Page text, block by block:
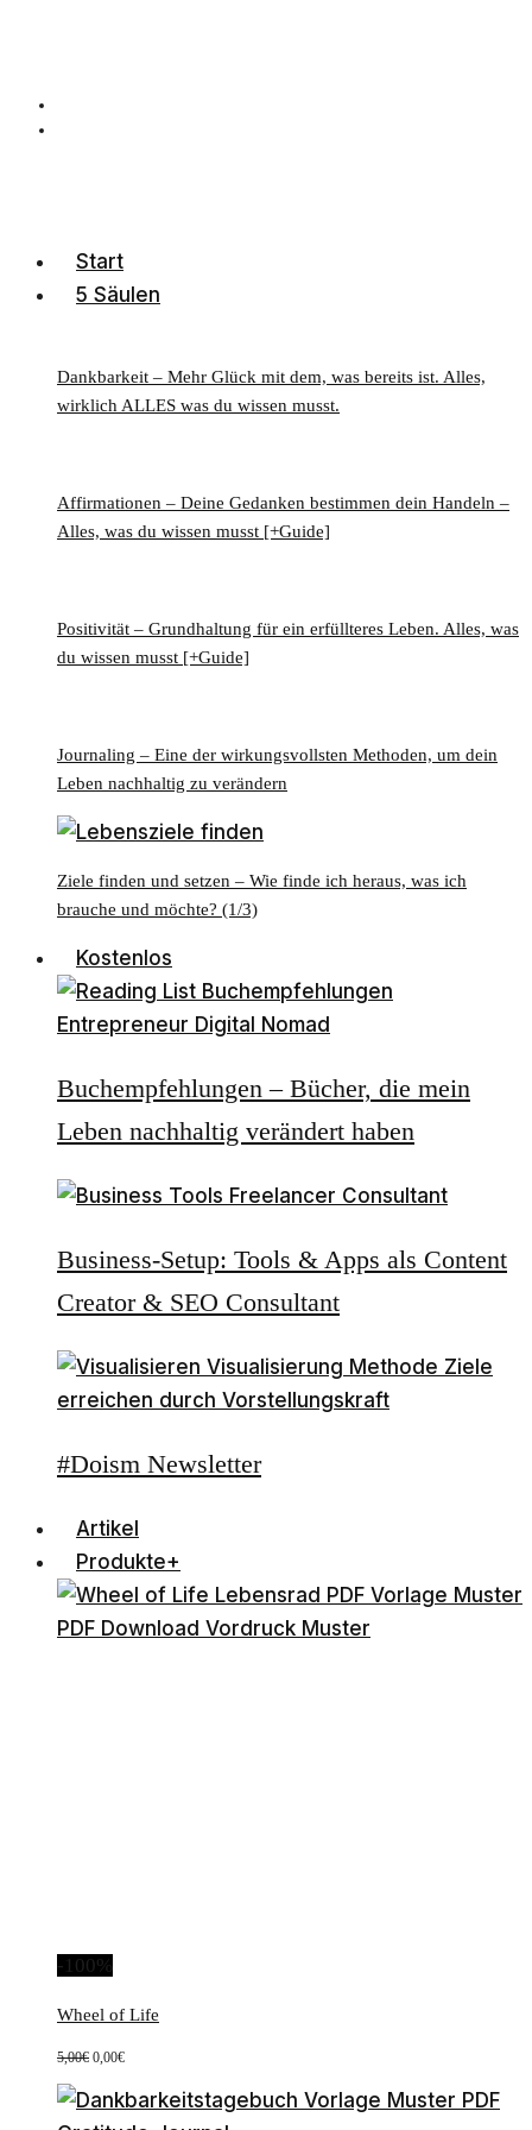
Start
5 Säulen
Dankbarkeit – Mehr Glück mit dem, was bereits ist. Alles,
wirklich ALLES was du wissen musst.
Affirmationen – Deine Gedanken bestimmen dein Handeln –
Alles, was du wissen musst [+Guide]
Positivität – Grundhaltung für ein erfüllteres Leben. Alles, was
du wissen musst [+Guide]
Journaling – Eine der wirkungsvollsten Methoden, um dein
Leben nachhaltig zu verändern
Ziele finden und setzen – Wie finde ich heraus, was ich
brauche und möchte? (1/3)
Kostenlos
Buchempfehlungen – Bücher, die mein
Leben nachhaltig verändert haben
Business-Setup: Tools & Apps als Content
Creator & SEO Consultant
#Doism Newsletter
Artikel
Produkte+
-100%
Wheel of Life
5,00€ Ursprünglicher
war:
5,00€
0,00€Aktueller
ist:
0,00€.